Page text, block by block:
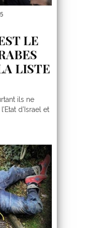
LE
LISTE
ils ne
d’Israel et